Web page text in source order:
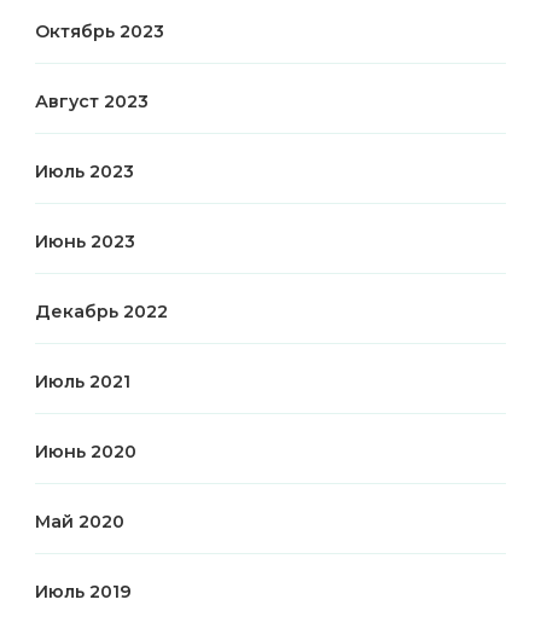
Октябрь 2023
Август 2023
Июль 2023
Июнь 2023
Декабрь 2022
Июль 2021
Июнь 2020
Май 2020
Июль 2019